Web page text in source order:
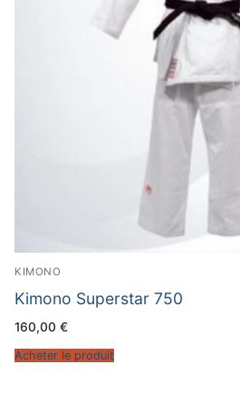
KIMONO
Kimono Superstar 750
160,00 €
Acheter le produit